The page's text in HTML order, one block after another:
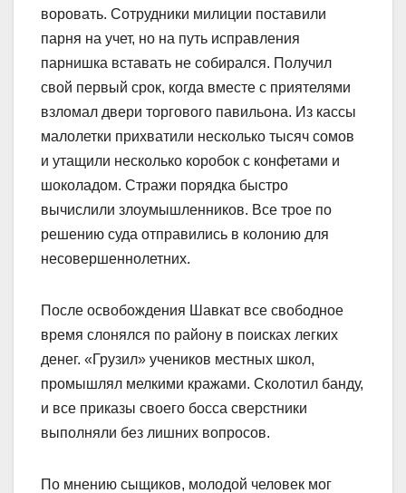
воровать. Сотрудники милиции поставили
парня на учет, но на путь исправления
парнишка вставать не собирался. Получил
свой первый срок, когда вместе с приятелями
взломал двери торгового павильона. Из кассы
малолетки прихватили несколько тысяч сомов
и утащили несколько коробок с конфетами и
шоколадом. Стражи порядка быстро
вычислили злоумышленников. Все трое по
решению суда отправились в колонию для
несовершеннолетних.
После освобождения Шавкат все свободное
время слонялся по району в поисках легких
денег. «Грузил» учеников местных школ,
промышлял мелкими кражами. Сколотил банду,
и все приказы своего босса сверстники
выполняли без лишних вопросов.
По мнению сыщиков, молодой человек мог